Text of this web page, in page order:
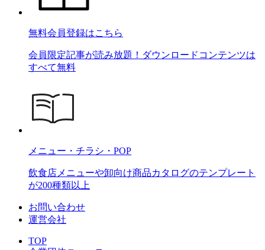
無料会員登録はこちら
会員限定記事が読み放題！ダウンロードコンテンツは
すべて無料
メニュー・チラシ・POP
飲食店メニューや卸向け商品カタログのテンプレート
が200種類以上
お問い合わせ
運営会社
TOP